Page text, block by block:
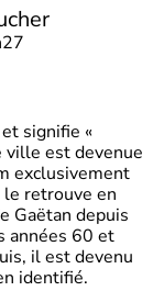
signifie «
ville est devenue
exclusivement
retrouve en
Gaëtan depuis
années 60 et
il est devenu
identifié.